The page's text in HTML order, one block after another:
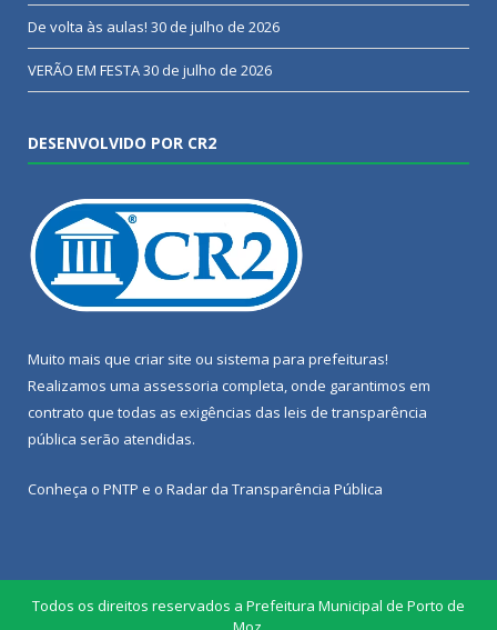
De volta às aulas! 30 de julho de 2026
VERÃO EM FESTA30 de julho de 2026
DESENVOLVIDO POR CR2
Muito mais que criar site ou sistema para prefeituras!
Realizamos uma assessoria completa, onde garantimos em
contrato que todas as exigências das leis de transparência
pública serão atendidas.
Conheça o PNTP e o Radar da Transparência Pública
Todos os direitos reservados a Prefeitura Municipal de Porto de